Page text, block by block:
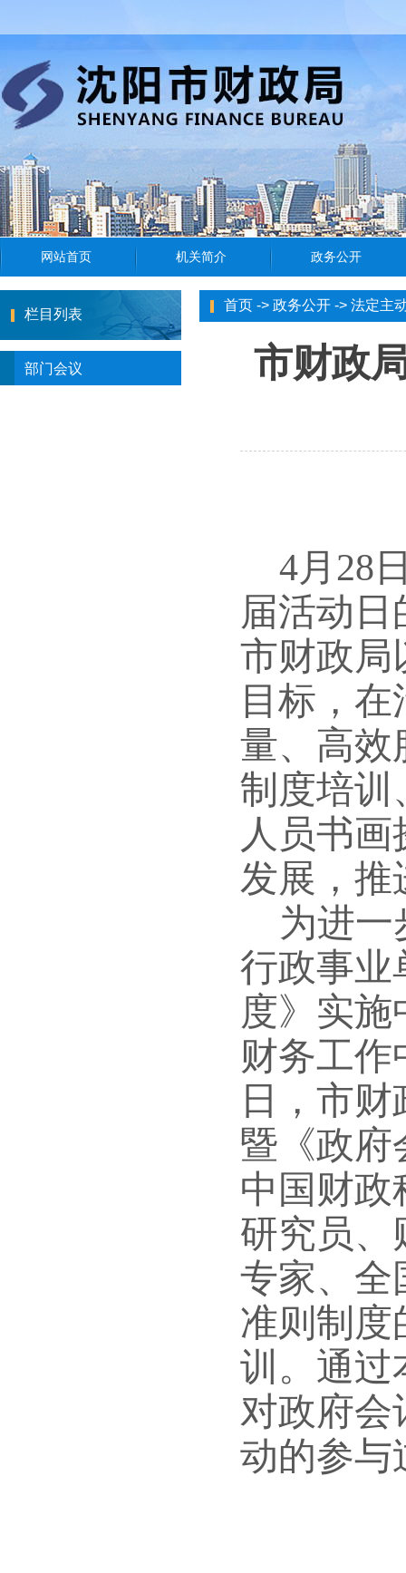
栏目列表
部门会议
首页 -> 政务公开 -> 法定主
市财政
4月28
届活动日
市财政局
目标，
量、高效
制度培训
人员书
发展，推
为进一
行政事业
度》实
财务工作
日，市
暨《政府
中国财政
研究员、
专家、全
准则制度
训。通过
对政府会
动的参与